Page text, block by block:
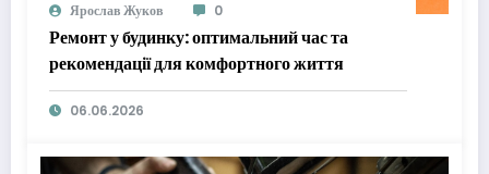
Ярослав Жуков 0
Ремонт у будинку: оптимальний час та
рекомендації для комфортного життя
06.06.2026